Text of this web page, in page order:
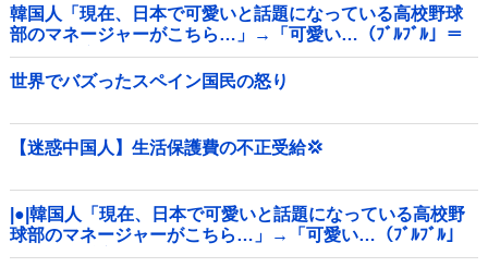
韓国人「現在、日本で可愛いと話題になっている高校野球
部のマネージャーがこちら…」→「可愛い…（ﾌﾞﾙﾌﾞﾙ」＝
韓国の反応
世界でバズったスペイン国民の怒り
【迷惑中国人】生活保護費の不正受給💢
|●|韓国人「現在、日本で可愛いと話題になっている高校野
球部のマネージャーがこちら…」→「可愛い…（ﾌﾞﾙﾌﾞﾙ」
＝韓国の反応